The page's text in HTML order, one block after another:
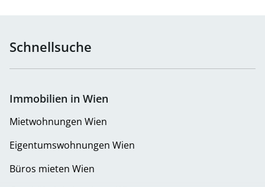
Schnellsuche
Immobilien in Wien
Mietwohnungen Wien
Eigentumswohnungen Wien
Büros mieten Wien